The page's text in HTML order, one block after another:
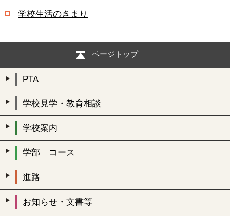
学校生活のきまり
ページトップ
PTA
学校見学・教育相談
学校案内
学部 コース
進路
お知らせ・文書等